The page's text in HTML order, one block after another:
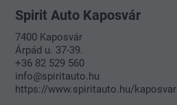
Spirit Auto Kaposvár
7400 Kaposvár
Árpád u. 37-39.
+36 82 529 560
info@spiritauto.hu
https://www.spiritauto.hu/kaposvar